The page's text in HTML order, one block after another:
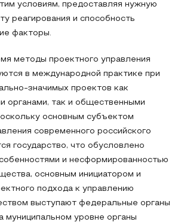
условиям, предоставляя нужную
реагирования и способность
факторы.
методы проектного управления
в международной практике при
значимых проектов как
органами, так и общественными
основным субъектом
современного российского
государство, что обусловлено
и несформированностью
основным инициатором и
подхода к управлению
выступают федеральные органы
муниципальном уровне органы